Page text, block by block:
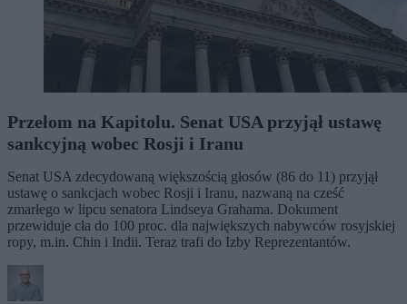
Przełom na Kapitolu. Senat USA przyjął ustawę
sankcyjną wobec Rosji i Iranu
Senat USA zdecydowaną większością głosów (86 do 11) przyjął
ustawę o sankcjach wobec Rosji i Iranu, nazwaną na cześć
zmarłego w lipcu senatora Lindseya Grahama. Dokument
przewiduje cła do 100 proc. dla największych nabywców rosyjskiej
ropy, m.in. Chin i Indii. Teraz trafi do Izby Reprezentantów.